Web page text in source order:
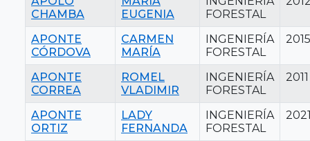
CHAMBA
EUGENIA
FORESTAL
APONTE
CÓRDOVA
CARMEN
MARÍA
INGENIERÍA
FORESTAL
2015
APONTE
CORREA
ROMEL
VLADIMIR
INGENIERÍA
FORESTAL
2011
APONTE
ORTIZ
LADY
FERNANDA
INGENIERÍA
FORESTAL